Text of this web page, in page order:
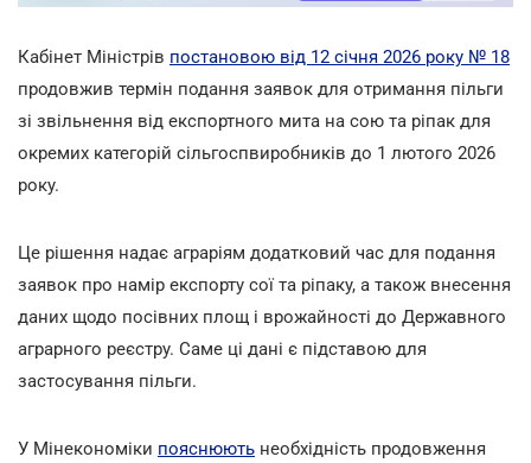
Кабінет Міністрів постановою від 12 січня 2026 року № 18
продовжив термін подання заявок для отримання пільги
зі звільнення від експортного мита на сою та ріпак для
окремих категорій сільгоспвиробників до 1 лютого 2026
року.
Це рішення надає аграріям додатковий час для подання
заявок про намір експорту сої та ріпаку, а також внесення
даних щодо посівних площ і врожайності до Державного
аграрного реєстру. Саме ці дані є підставою для
застосування пільги.
У Мінекономіки пояснюють необхідність продовження